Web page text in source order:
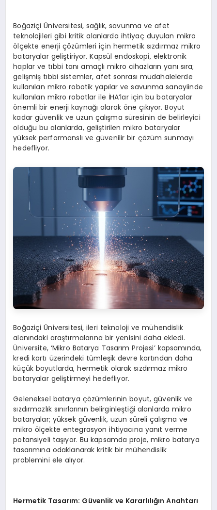
Boğaziçi Üniversitesi, sağlık, savunma ve afet
teknolojileri gibi kritik alanlarda ihtiyaç duyulan mikro
ölçekte enerji çözümleri için hermetik sızdırmaz mikro
bataryalar geliştiriyor. Kapsül endoskopi, elektronik
haplar ve tıbbi tanı amaçlı mikro cihazların yanı sıra;
gelişmiş tıbbi sistemler, afet sonrası müdahalelerde
kullanılan mikro robotik yapılar ve savunma sanayiinde
kullanılan mikro robotlar ile İHA’lar için bu bataryalar
önemli bir enerji kaynağı olarak öne çıkıyor. Boyut
kadar güvenlik ve uzun çalışma süresinin de belirleyici
olduğu bu alanlarda, geliştirilen mikro bataryalar
yüksek performanslı ve güvenilir bir çözüm sunmayı
hedefliyor.
Boğaziçi Üniversitesi, ileri teknoloji ve mühendislik
alanındaki araştırmalarına bir yenisini daha ekledi.
Üniversite, ‘Mikro Batarya Tasarım Projesi’ kapsamında,
kredi kartı üzerindeki tümleşik devre kartından daha
küçük boyutlarda, hermetik olarak sızdırmaz mikro
bataryalar geliştirmeyi hedefliyor.
Geleneksel batarya çözümlerinin boyut, güvenlik ve
sızdırmazlık sınırlarının belirginleştiği alanlarda mikro
bataryalar; yüksek güvenlik, uzun süreli çalışma ve
mikro ölçekte entegrasyon ihtiyacına yanıt verme
potansiyeli taşıyor. Bu kapsamda proje, mikro batarya
tasarımına odaklanarak kritik bir mühendislik
problemini ele alıyor.
Hermetik Tasarım: Güvenlik ve Kararlılığın Anahtarı